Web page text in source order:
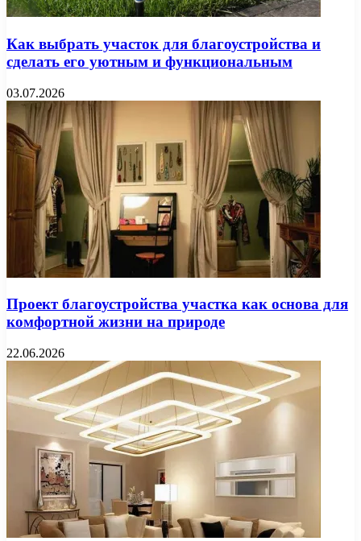
Как выбрать участок для благоустройства и
сделать его уютным и функциональным
03.07.2026
Проект благоустройства участка как основа для
комфортной жизни на природе
22.06.2026